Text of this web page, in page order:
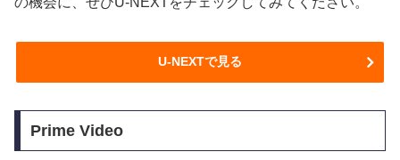
U-NEXTで見る
Prime Video